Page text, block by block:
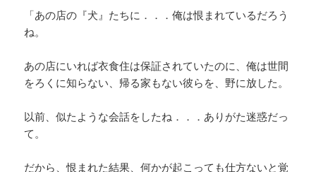
「あの店の『犬』たちに．．．俺は恨まれているだろう
ね。
あの店にいれば衣食住は保証されていたのに、俺は世間
をろくに知らない、帰る家もない彼らを、野に放した。
以前、似たような会話をしたね．．．ありがた迷惑だっ
て。
だから、恨まれた結果、何かが起こっても仕方ないと覚